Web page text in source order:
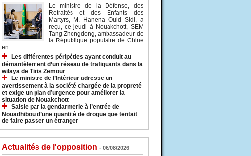
Le ministre de la Défense, des
Retraités et des Enfants des
Martyrs, M. Hanena Ould Sidi, a
reçu, ce jeudi à Nouakchott, SEM
Tang Zhongdong, ambassadeur de
la République populaire de Chine
en...
Les différentes péripéties ayant conduit au
démantèlement d’un réseau de trafiquants dans la
wilaya de Tiris Zemour
Le ministre de l’Intérieur adresse un
avertissement à la société chargée de la propreté
et exige un plan d’urgence pour améliorer la
situation de Nouakchott
Saisie par la gendarmerie à l’entrée de
Nouadhibou d’une quantité de drogue que tentait
de faire passer un étranger
Actualités de l'opposition - 06/08/2026